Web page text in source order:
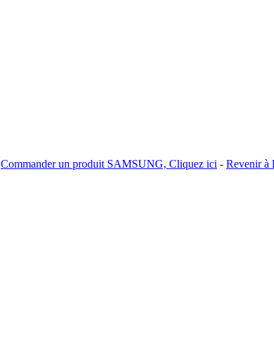
Commander un produit SAMSUNG, Cliquez ici - Revenir à